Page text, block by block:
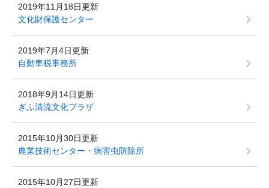
2019年11月18日更新
文化財保護センター
2019年7月4日更新
自動車税事務所
2018年9月14日更新
ぎふ清流文化プラザ
2015年10月30日更新
農業技術センター・病害虫防除所
2015年10月27日更新